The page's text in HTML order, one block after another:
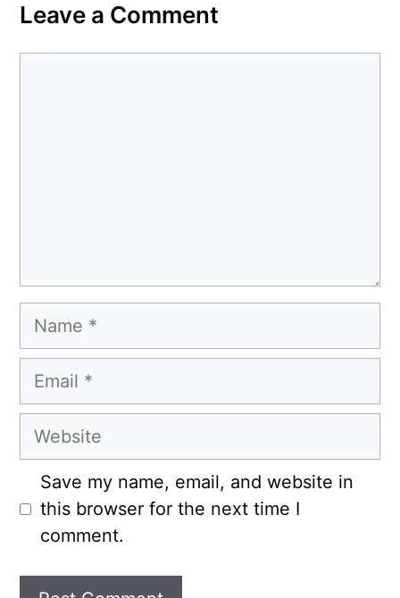
Leave a Comment
Name
Email
Website
Save my name, email, and website in
this browser for the next time I
comment.